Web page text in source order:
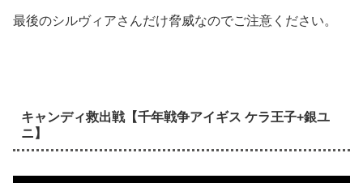
最後のシルヴィアさんだけ脅威なのでご注意ください。
キャンディ救出戦【千年戦争アイギス ケラ王子+銀ユ
ニ】